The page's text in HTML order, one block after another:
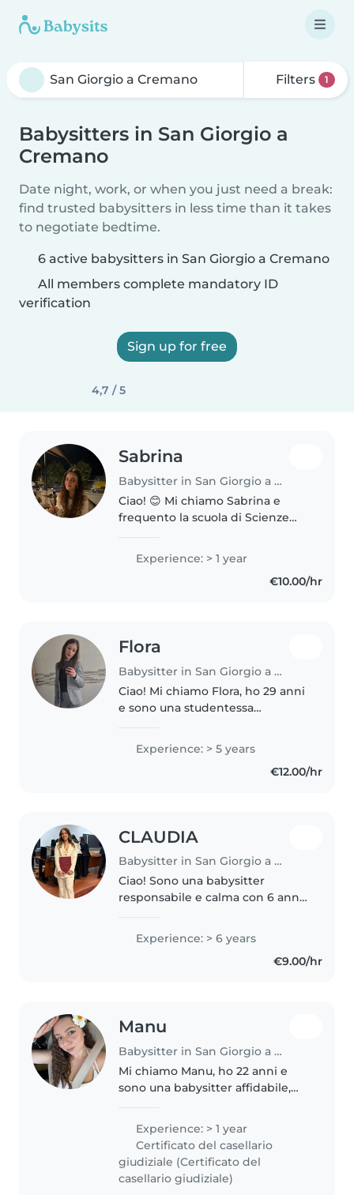
Filters 1
Babysitters in San Giorgio a
Cremano
Date night, work, or when you just need a break:
find trusted babysitters in less time than it takes
to negotiate bedtime.
6 active babysitters in San Giorgio a Cremano
All members complete mandatory ID
verification
Sign up for free
4,7 / 5
Sabrina
Babysitter in San Giorgio a Cremano
Ciao! 😊 Mi chiamo Sabrina e
frequento la scuola di Scienze
permesso di capire meglio come
si sviluppano e crescono i
bambini, sia dal punto di vista
Experience: > 1 year
€10.00/hr
Flora
Babysitter in San Giorgio a Cremano
Ciao! Mi chiamo Flora, ho 29 anni
e sono una studentessa
bambini. Sono una persona
responsabile, paziente e molto
Experience: > 5 years
€12.00/hr
CLAUDIA
Babysitter in San Giorgio a Cremano
Ciao! Sono una babysitter
responsabile e calma con 6 anni
tutte le età, ho esperienza come
tutor DSA e aiuto compiti. Ho
una laurea in Psicologia e sono..
Experience: > 6 years
€9.00/hr
Manu
Babysitter in San Giorgio a Cremano
Mi chiamo Manu, ho 22 anni e
sono una babysitter affidabile,
esperienza sia in contesti
familiari che educativi. Durante il
mio anno da Au Pair negli Stati..
Experience: > 1 year
Certificato del casellario
giudiziale (Certificato del
casellario giudiziale)